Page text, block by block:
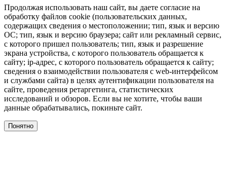
Продолжая использовать наш сайт, вы даете согласие на
обработку файлов cookie (пользовательских данных,
содержащих сведения о местоположении; тип, язык и версию
ОС; тип, язык и версию браузера; сайт или рекламный сервис,
с которого пришел пользователь; тип, язык и разрешение
экрана устройства, с которого пользователь обращается к
сайту; ip-адрес, с которого пользователь обращается к сайту;
сведения о взаимодействии пользователя с web-интерфейсом
и службами сайта) в целях аутентификации пользователя на
сайте, проведения ретаргетинга, статистических
исследований и обзоров. Если вы не хотите, чтобы ваши
данные обрабатывались, покиньте сайт.
Понятно